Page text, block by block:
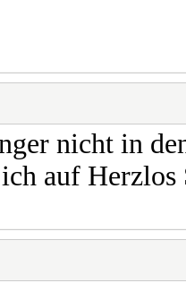
nicht in
auf Herzlos